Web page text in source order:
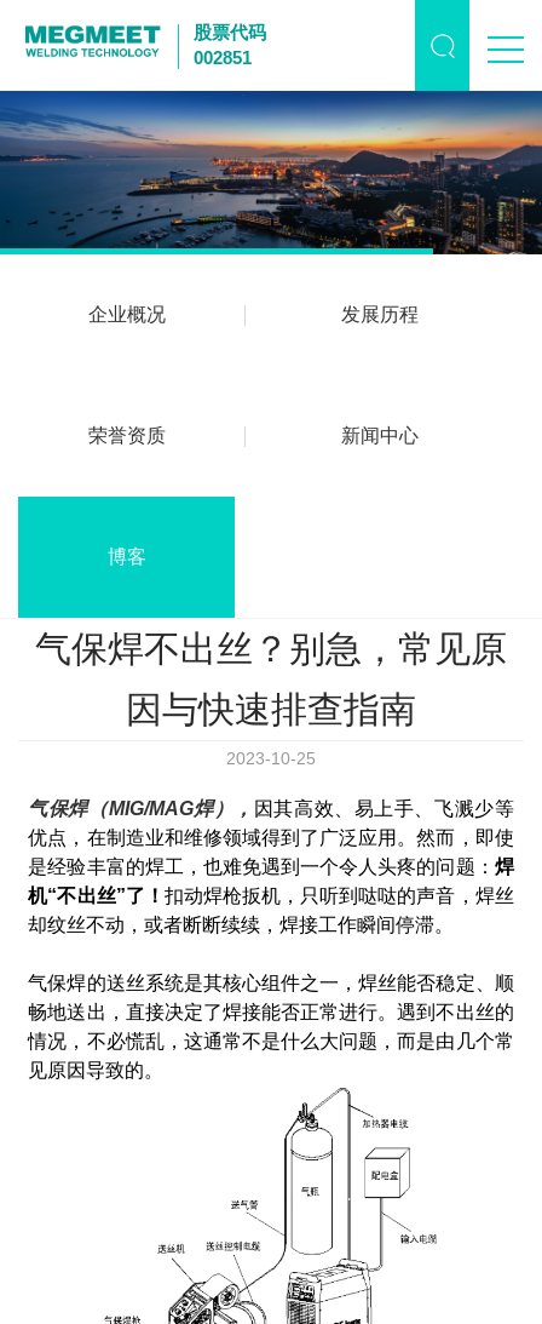
股票代码
002851
企业概况 发展历程
荣誉资质 新闻中心
博客
气保焊不出丝？别急，常见原
因与快速排查指南
2023-10-25
气保焊（MIG/MAG焊）， 因其高效、易上手、飞溅少等
优点，在制造业和维修领域得到了广泛应用。然而，即使
是经验丰富的焊工，也难免遇到一个令人头疼的问题： 焊
机“不出丝”了！ 扣动焊枪扳机，只听到哒哒的声音，焊丝
却纹丝不动，或者断断续续，焊接工作瞬间停滞。
气保焊的送丝系统是其核心组件之一，焊丝能否稳定、顺
畅地送出，直接决定了焊接能否正常进行。遇到不出丝的
情况，不必慌乱，这通常不是什么大问题，而是由几个常
见原因导致的。